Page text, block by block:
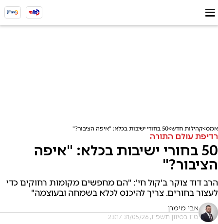
אמס קהילות חדש 50 בחורי ישיבות בכלא: "איפה הציבור?"
רדיפת עולם התורה
50 בחורי ישיבות בכלא: "איפה
הציבור?"
הרב דוד צוקר ב'קול חי': "הם מחפשים מקומות רחוקים כדי
לעצור בחורים. צריך להיכנס לכלא בשמחה ובעוצמה"
אבי מימרן
ט"ו בסיוון תשפ"ו, 31/05/26 23:17